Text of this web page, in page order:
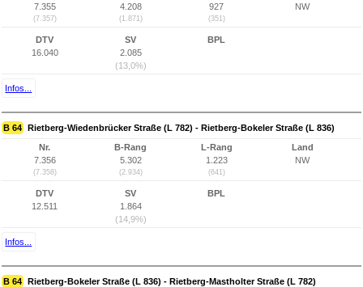
7.355
(7.357)
4.208
(1.871)
927
(351)
NW
DTV
16.040
SV
2.085
(13,0%)
BPL
Infos...
B 64 Rietberg-Wiedenbrücker Straße (L 782) - Rietberg-Bokeler Straße (L 836)
Nr.
7.356
(7.358)
B-Rang
5.302
(2.934)
L-Rang
1.223
(641)
Land
NW
DTV
12.511
SV
1.864
(14,9%)
BPL
Infos...
B 64 Rietberg-Bokeler Straße (L 836) - Rietberg-Mastholter Straße (L 782)